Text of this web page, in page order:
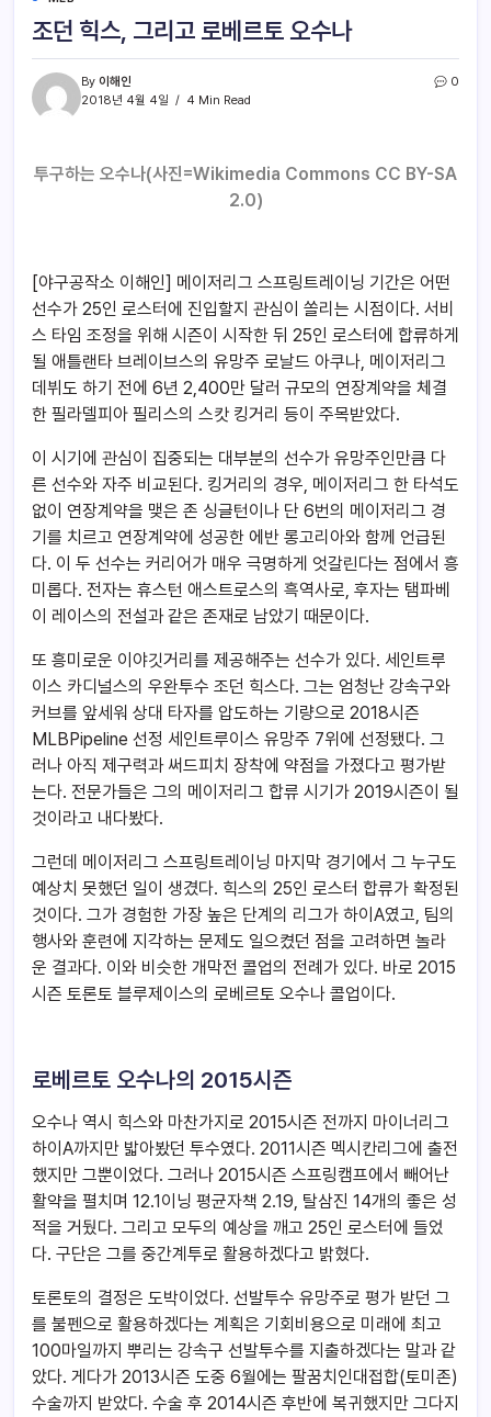
조던 힉스, 그리고 로베르토 오수나
By 이해인
2018년 4월 4일
4 Min Read
0
투구하는 오수나(사진=Wikimedia Commons CC BY-SA
2.0)
[야구공작소 이해인] 메이저리그 스프링트레이닝 기간은 어떤
선수가 25인 로스터에 진입할지 관심이 쏠리는 시점이다. 서비
스 타임 조정을 위해 시즌이 시작한 뒤 25인 로스터에 합류하게
될 애틀랜타 브레이브스의 유망주 로날드 아쿠나, 메이저리그
데뷔도 하기 전에 6년 2,400만 달러 규모의 연장계약을 체결
한 필라델피아 필리스의 스캇 킹거리 등이 주목받았다.
이 시기에 관심이 집중되는 대부분의 선수가 유망주인만큼 다
른 선수와 자주 비교된다. 킹거리의 경우, 메이저리그 한 타석도
없이 연장계약을 맺은 존 싱글턴이나 단 6번의 메이저리그 경
기를 치르고 연장계약에 성공한 에반 롱고리아와 함께 언급된
다. 이 두 선수는 커리어가 매우 극명하게 엇갈린다는 점에서 흥
미롭다. 전자는 휴스턴 애스트로스의 흑역사로, 후자는 탬파베
이 레이스의 전설과 같은 존재로 남았기 때문이다.
또 흥미로운 이야깃거리를 제공해주는 선수가 있다. 세인트루
이스 카디널스의 우완투수 조던 힉스다. 그는 엄청난 강속구와
커브를 앞세워 상대 타자를 압도하는 기량으로 2018시즌
MLBPipeline 선정 세인트루이스 유망주 7위에 선정됐다. 그
러나 아직 제구력과 써드피치 장착에 약점을 가졌다고 평가받
는다. 전문가들은 그의 메이저리그 합류 시기가 2019시즌이 될
것이라고 내다봤다.
그런데 메이저리그 스프링트레이닝 마지막 경기에서 그 누구도
예상치 못했던 일이 생겼다. 힉스의 25인 로스터 합류가 확정된
것이다. 그가 경험한 가장 높은 단계의 리그가 하이A였고, 팀의
행사와 훈련에 지각하는 문제도 일으켰던 점을 고려하면 놀라
운 결과다. 이와 비슷한 개막전 콜업의 전례가 있다. 바로 2015
시즌 토론토 블루제이스의 로베르토 오수나 콜업이다.
로베르토 오수나의 2015시즌
오수나 역시 힉스와 마찬가지로 2015시즌 전까지 마이너리그
하이A까지만 밟아봤던 투수였다. 2011시즌 멕시칸리그에 출전
했지만 그뿐이었다. 그러나 2015시즌 스프링캠프에서 빼어난
활약을 펼치며 12.1이닝 평균자책 2.19, 탈삼진 14개의 좋은 성
적을 거뒀다. 그리고 모두의 예상을 깨고 25인 로스터에 들었
다. 구단은 그를 중간계투로 활용하겠다고 밝혔다.
토론토의 결정은 도박이었다. 선발투수 유망주로 평가 받던 그
를 불펜으로 활용하겠다는 계획은 기회비용으로 미래에 최고
100마일까지 뿌리는 강속구 선발투수를 지출하겠다는 말과 같
았다. 게다가 2013시즌 도중 6월에는 팔꿈치인대접합(토미존)
수술까지 받았다. 수술 후 2014시즌 후반에 복귀했지만 그다지